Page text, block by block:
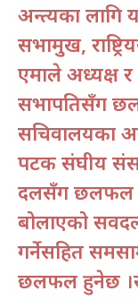
अन्त्यका लागि
सभामुख,
एमाले अध्यक्ष र
सभापतिसँग
सचिवालयका
पटक संघीय
दलसँग छलफल
बोलाएको
गर्नेसहित
छलफल हुनेछ